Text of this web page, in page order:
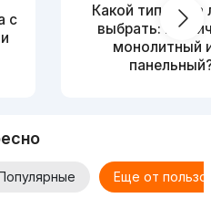
с
Какой тип дома
выбрать:
монолитный
Еще от